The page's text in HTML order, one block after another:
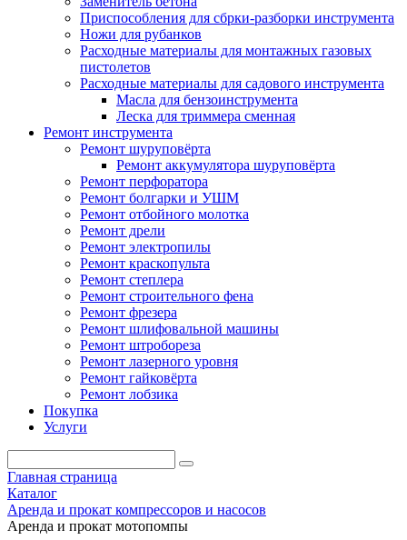
Приспособления для сбрки-разборки инструмента
Ножи для рубанков
Расходные материалы для монтажных газовых
пистолетов
Расходные материалы для садового инструмента
Масла для бензоинструмента
Леска для триммера сменная
Ремонт инструмента
Ремонт шуруповёрта
Ремонт аккумулятора шуруповёрта
Ремонт перфоратора
Ремонт болгарки и УШМ
Ремонт отбойного молотка
Ремонт дрели
Ремонт электропилы
Ремонт краскопульта
Ремонт степлера
Ремонт строительного фена
Ремонт фрезера
Ремонт шлифовальной машины
Ремонт штробореза
Ремонт лазерного уровня
Ремонт гайковёрта
Ремонт лобзика
Покупка
Услуги
Главная страница
Каталог
Аренда и прокат компрессоров и насосов
Аренда и прокат мотопомпы